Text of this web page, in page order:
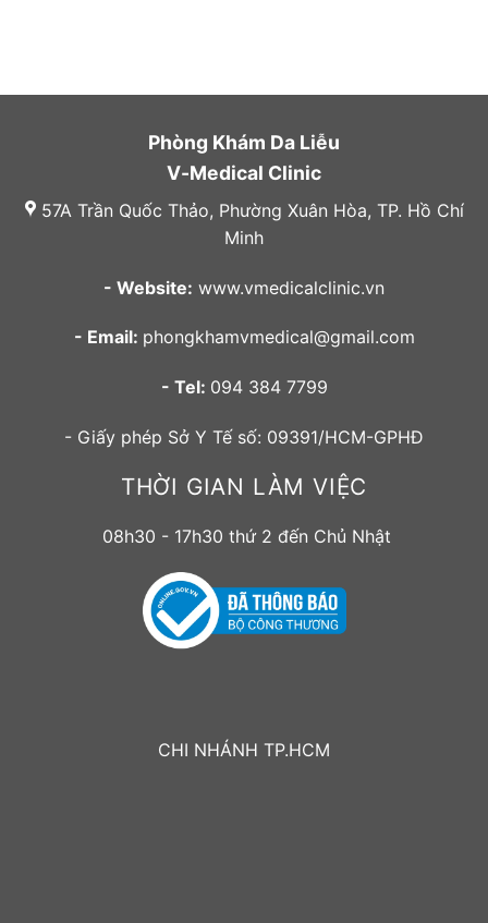
Phòng Khám Da Liễu
V-Medical Clinic
57A Trần Quốc Thảo, Phường Xuân Hòa, TP. Hồ Chí
Minh
- Website: www.vmedicalclinic.vn
- Email: phongkhamvmedical@gmail.com
- Tel: 094 384 7799
- Giấy phép Sở Y Tế số: 09391/HCM-GPHĐ
THỜI GIAN LÀM VIỆC
08h30 - 17h30 thứ 2 đến Chủ Nhật
CHI NHÁNH TP.HCM